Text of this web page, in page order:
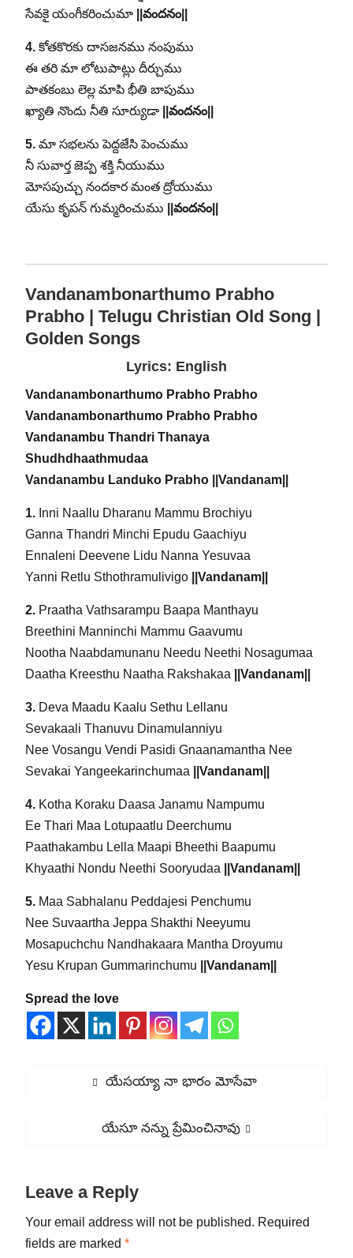
సేవకై యంగీకరించుమా
||వందనం||
4. కోతకొరకు దాసజనము నంపుము
ఈ తరి మా లోటుపాట్లు దీర్చుము
పాతకంబు లెల్ల మాపి భీతి బాపుము
ఖ్యాతి నొందు నీతి సూర్యుడా
||వందనం||
5. మా సభలను పెద్దజేసి పెంచుము
నీ సువార్త జెప్ప శక్తి నీయుము
మోసపుచ్చు నందకార మంత ద్రోయుము
యేసు కృపన్ గుమ్మరించుము
||వందనం||
Vandanambonarthumo Prabho
Prabho | Telugu Christian Old Song |
Golden Songs
Lyrics: English
Vandanambonarthumo Prabho Prabho
Vandanambonarthumo Prabho Prabho
Vandanambu Thandri Thanaya
Shudhdhaathmudaa
Vandanambu Landuko Prabho ||Vandanam||
1. Inni Naallu Dharanu Mammu Brochiyu
Ganna Thandri Minchi Epudu Gaachiyu
Ennaleni Deevene Lidu Nanna Yesuvaa
Yanni Retlu Sthothramulivigo
||Vandanam||
2. Praatha Vathsarampu Baapa Manthayu
Breethini Manninchi Mammu Gaavumu
Nootha Naabdamunanu Needu Neethi Nosagumaa
Daatha Kreesthu Naatha Rakshakaa
||Vandanam||
3. Deva Maadu Kaalu Sethu Lellanu
Sevakaali Thanuvu Dinamulanniyu
Nee Vosangu Vendi Pasidi Gnaanamantha Nee
Sevakai Yangeekarinchumaa
||Vandanam||
4. Kotha Koraku Daasa Janamu Nampumu
Ee Thari Maa Lotupaatlu Deerchumu
Paathakambu Lella Maapi Bheethi Baapumu
Khyaathi Nondu Neethi Sooryudaa
||Vandanam||
5. Maa Sabhalanu Peddajesi Penchumu
Nee Suvaartha Jeppa Shakthi Neeyumu
Mosapuchchu Nandhakaara Mantha Droyumu
Yesu Krupan Gummarinchumu
||Vandanam||
Spread the love
Previous
యేసయ్యా నా భారం మోసేవా
Next
యేసూ నన్ను ప్రేమించినావు
Leave a Reply
Your email address will not be published. Required
fields are marked *